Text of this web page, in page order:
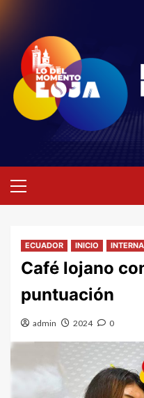
contenido
primario
ECUADOR INICIO
Café lojano
puntuación
admin 2024 0